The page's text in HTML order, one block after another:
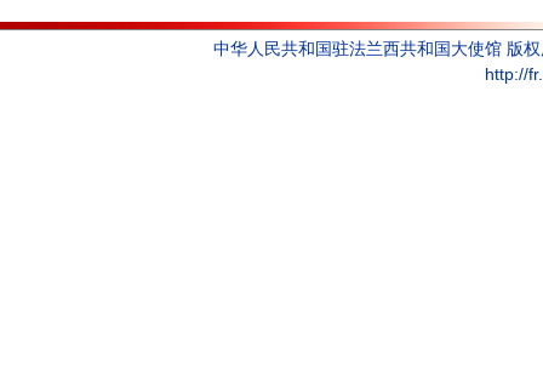
中华人民共和国驻法兰西共和国大使馆 版
http://